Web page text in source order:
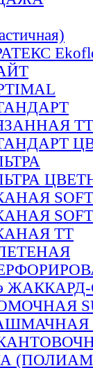
SOFT
ТТ
э
А